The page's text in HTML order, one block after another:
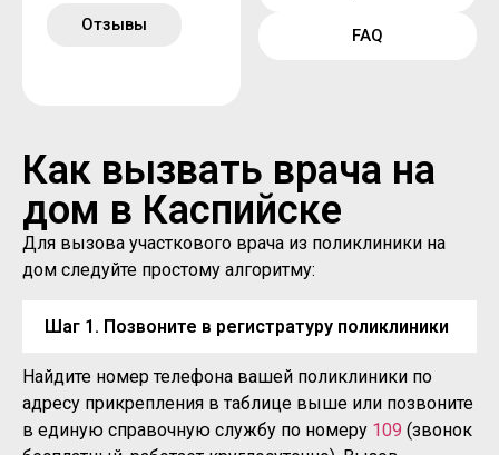
Отзывы
FAQ
Как вызвать врача на
дом в Каспийске
Для вызова участкового врача из поликлиники на
дом следуйте простому алгоритму:
Шаг 1. Позвоните в регистратуру поликлиники
Найдите номер телефона вашей поликлиники по
адресу прикрепления в таблице выше или позвоните
в единую справочную службу по номеру 109 (звонок